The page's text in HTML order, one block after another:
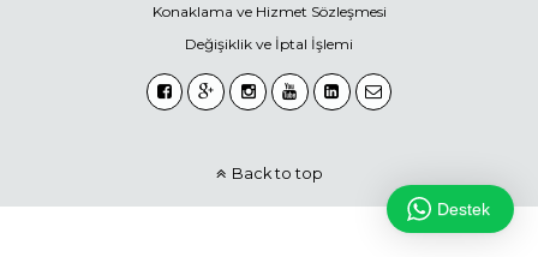
Konaklama ve Hizmet Sözleşmesi
Değişiklik ve İptal İşlemi
Back to top
Destek